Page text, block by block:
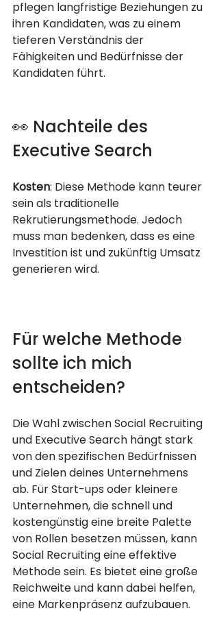
pflegen langfristige Beziehungen zu
ihren Kandidaten, was zu einem
tieferen Verständnis der
Fähigkeiten und Bedürfnisse der
Kandidaten führt.
👀 Nachteile des
Executive Search
Kosten: Diese Methode kann teurer
sein als traditionelle
Rekrutierungsmethode. Jedoch
muss man bedenken, dass es eine
Investition ist und zukünftig Umsatz
generieren wird.
Für welche Methode
sollte ich mich
entscheiden?
Die Wahl zwischen Social Recruiting
und Executive Search hängt stark
von den spezifischen Bedürfnissen
und Zielen deines Unternehmens
ab. Für Start-ups oder kleinere
Unternehmen, die schnell und
kostengünstig eine breite Palette
von Rollen besetzen müssen, kann
Social Recruiting eine effektive
Methode sein. Es bietet eine große
Reichweite und kann dabei helfen,
eine Markenpräsenz aufzubauen.